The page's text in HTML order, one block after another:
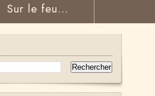
Sur le feu...